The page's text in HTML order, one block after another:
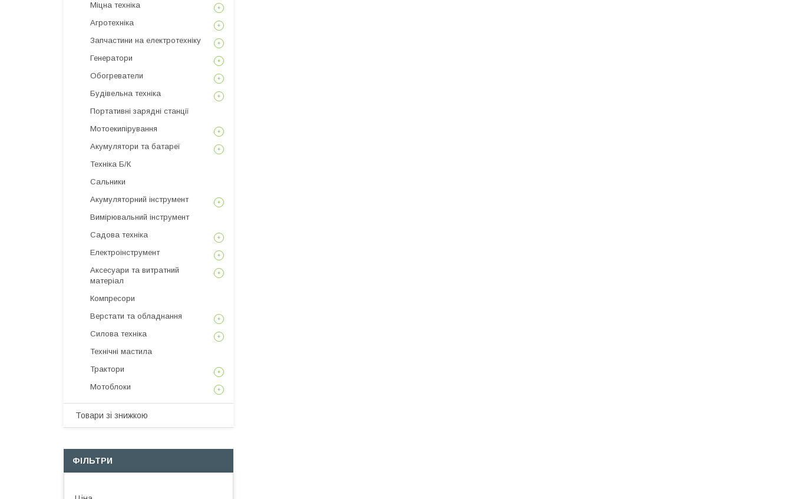
Міцна техніка
Агротехніка
Запчастини на електротехніку
Генератори
Обогреватели
Будівельна техніка
Портативні зарядні станції
Мотоекипірування
Акумулятори та батареї
Техніка Б/К
Сальники
Акумуляторний інструмент
Вимірювальний інструмент
Садова техніка
Електроінструмент
Аксесуари та витратний
матеріал
Компресори
Верстати та обладнання
Силова техніка
Технічні мастила
Трактори
Мотоблоки
Товари зі знижкою
ФІЛЬТРИ